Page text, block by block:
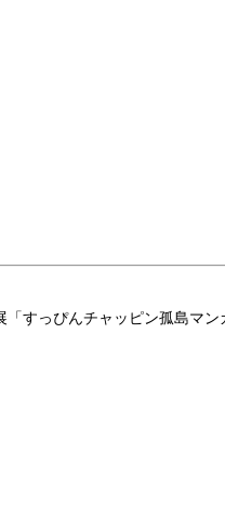
すっぴんチャッピン孤島マン